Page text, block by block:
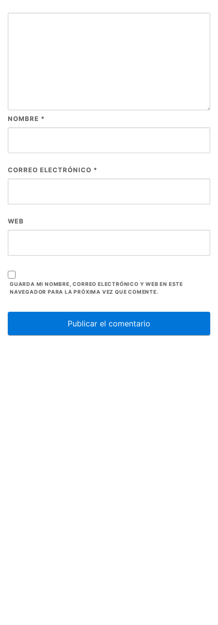
NOMBRE *
CORREO ELECTRÓNICO *
WEB
GUARDA MI NOMBRE, CORREO ELECTRÓNICO Y WEB EN ESTE
NAVEGADOR PARA LA PRÓXIMA VEZ QUE COMENTE.